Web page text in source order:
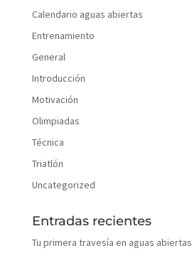
Calendario aguas abiertas
Entrenamiento
General
Introducción
Motivación
Olimpiadas
Técnica
Triatlón
Uncategorized
Entradas recientes
Tu primera travesía en aguas abiertas